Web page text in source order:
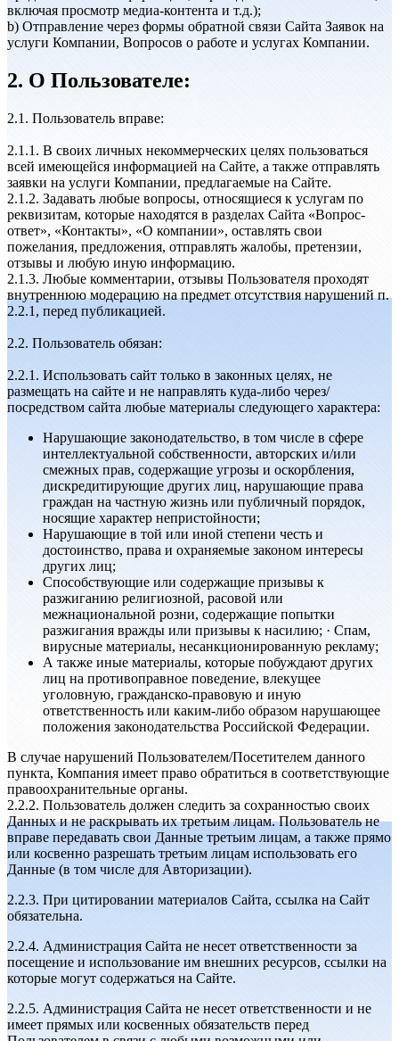
включая просмотр медиа-контента и т.д.);
b) Отправление через формы обратной связи Сайта Заявок на
услуги Компании, Вопросов о работе и услугах Компании.
2. О Пользователе:
2.1. Пользователь вправе:
2.1.1. В своих личных некоммерческих целях пользоваться
всей имеющейся информацией на Сайте, а также отправлять
заявки на услуги Компании, предлагаемые на Сайте.
2.1.2. Задавать любые вопросы, относящиеся к услугам по
реквизитам, которые находятся в разделах Сайта «Вопрос-
ответ», «Контакты», «О компании», оставлять свои
пожелания, предложения, отправлять жалобы, претензии,
отзывы и любую иную информацию.
2.1.3. Любые комментарии, отзывы Пользователя проходят
внутреннюю модерацию на предмет отсутствия нарушений п.
2.2.1, перед публикацией.
2.2. Пользователь обязан:
2.2.1. Использовать сайт только в законных целях, не
размещать на сайте и не направлять куда-либо через/
посредством сайта любые материалы следующего характера:
Нарушающие законодательство, в том числе в сфере
интеллектуальной собственности, авторских и/или
смежных прав, содержащие угрозы и оскорбления,
дискредитирующие других лиц, нарушающие права
граждан на частную жизнь или публичный порядок,
носящие характер непристойности;
Нарушающие в той или иной степени честь и
достоинство, права и охраняемые законом интересы
других лиц;
Способствующие или содержащие призывы к
разжиганию религиозной, расовой или
межнациональной розни, содержащие попытки
разжигания вражды или призывы к насилию; · Спам,
вирусные материалы, несанкционированную рекламу;
А также иные материалы, которые побуждают других
лиц на противоправное поведение, влекущее
уголовную, гражданско-правовую и иную
ответственность или каким-либо образом нарушающее
положения законодательства Российской Федерации.
В случае нарушений Пользователем/Посетителем данного
пункта, Компания имеет право обратиться в соответствующие
правоохранительные органы.
2.2.2. Пользователь должен следить за сохранностью своих
Данных и не раскрывать их третьим лицам. Пользователь не
вправе передавать свои Данные третьим лицам, а также прямо
или косвенно разрешать третьим лицам использовать его
Данные (в том числе для Авторизации).
2.2.3. При цитировании материалов Сайта, ссылка на Сайт
обязательна.
2.2.4. Администрация Сайта не несет ответственности за
посещение и использование им внешних ресурсов, ссылки на
которые могут содержаться на Сайте.
2.2.5. Администрация Сайта не несет ответственности и не
имеет прямых или косвенных обязательств перед